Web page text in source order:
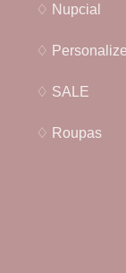
♢ Nupcial
♢ Personalize
♢ SALE
♢ Roupas